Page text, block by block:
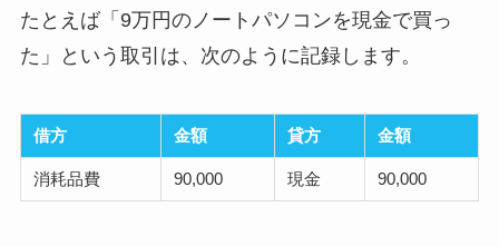
たとえば「9万円のノートパソコンを現金で買っ
た」という取引は、次のように記録します。
借方 金額 貸方 金額
消耗品費 90,000 現金 90,000